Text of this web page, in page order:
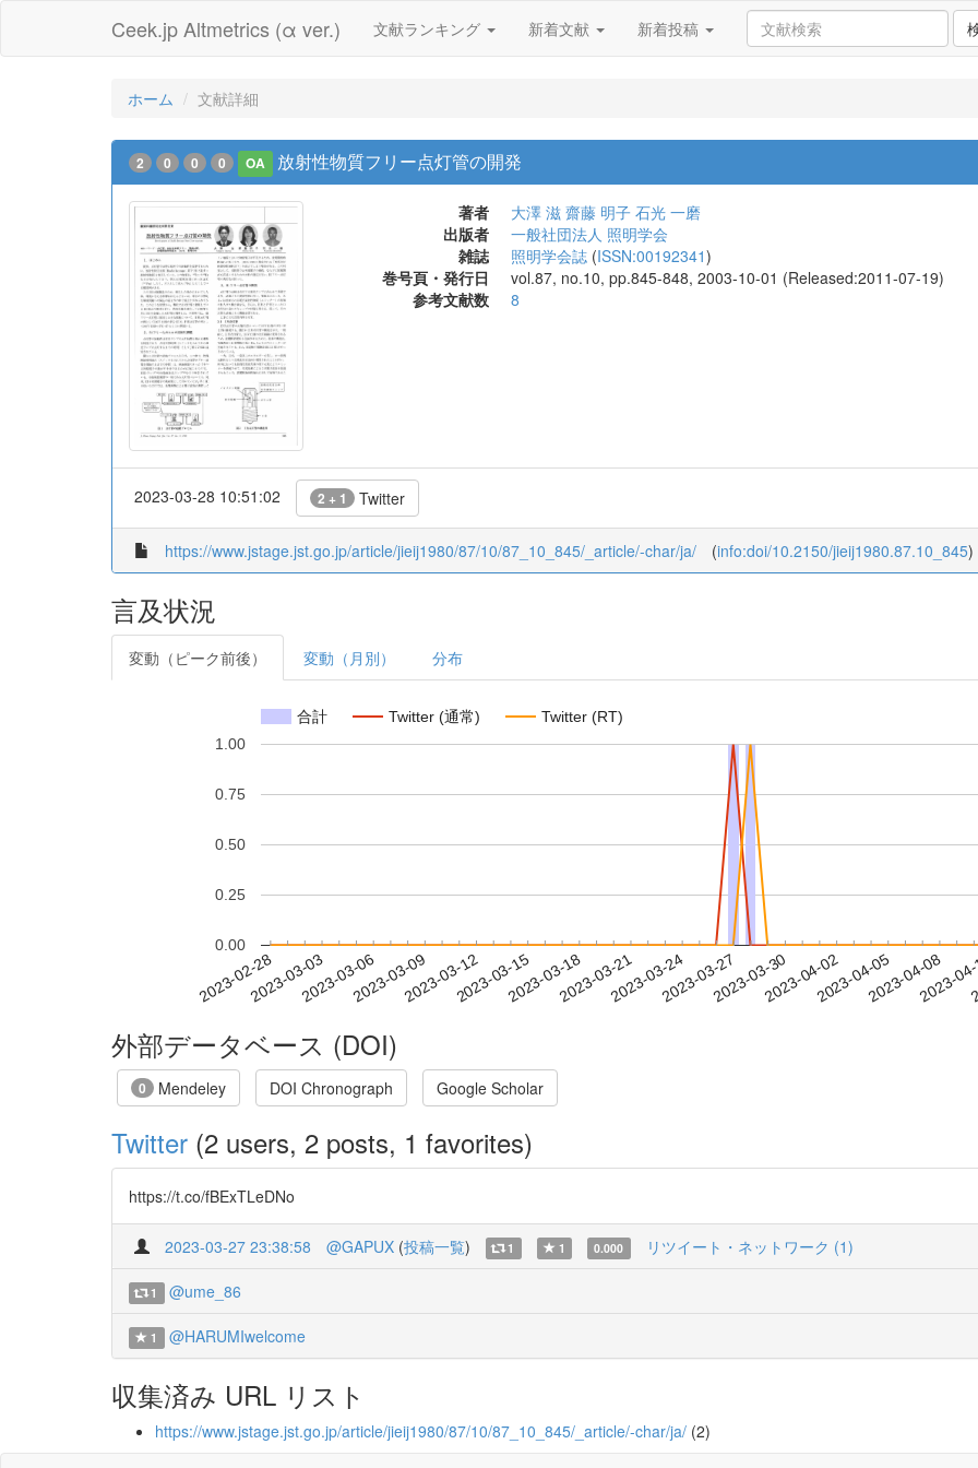
Ceek.jp Altmetrics (α ver.) 文献ランキング 新着文献 新着投稿
ホーム 文献詳細
2 0 0 0 OA 放射性物質フリー点灯管の開発
著者 大澤 滋 齋藤 明子 石光 一磨
出版者
一般社団法人 照明学会
雑誌
照明学会誌 (ISSN:00192341)
巻号頁・発行日
vol.87, no.10, pp.845-848, 2003-10-01 (Released:2011-07-19)
参考文献数
8
2023-03-28 10:51:02 2 + 1 Twitter
https://www.jstage.jst.go.jp/article/jieij1980/87/10/87_10_845/_article/-char/ja/ (info:doi/10.2150/jieij1980.87.10_845)
言及状況
変動（ピーク前後） 変動（月別） 分布
合計 Twitter (通常) Twitter (RT)
2023-02-282023-03-032023-03-062023-03-092023-03-122023-03-152023-03-182023-03-212023-03-242023-03-272023-03-302023-04-022023-04-052023-04-08
2023-
0.00
0.25
0.50
0.75
1.00
外部データベース (DOI)
0 Mendeley DOI Chronograph Google Scholar
Twitter (2 users, 2 posts, 1 favorites)
https://t.co/fBExTLeDNo
2023-03-27 23:38:58 @GAPUX (投稿一覧) 1 1 0.000 リツイート・ネットワーク (1)
1 @ume_86
1 @HARUMIwelcome
収集済み URL リスト
https://www.jstage.jst.go.jp/article/jieij1980/87/10/87_10_845/_article/-char/ja/ (2)